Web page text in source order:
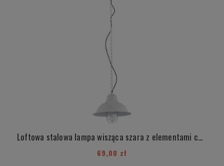
Loftowa stalowa lampa wisząca szara z elementami chrom industrialna ITAKA 3536
69,00 zł